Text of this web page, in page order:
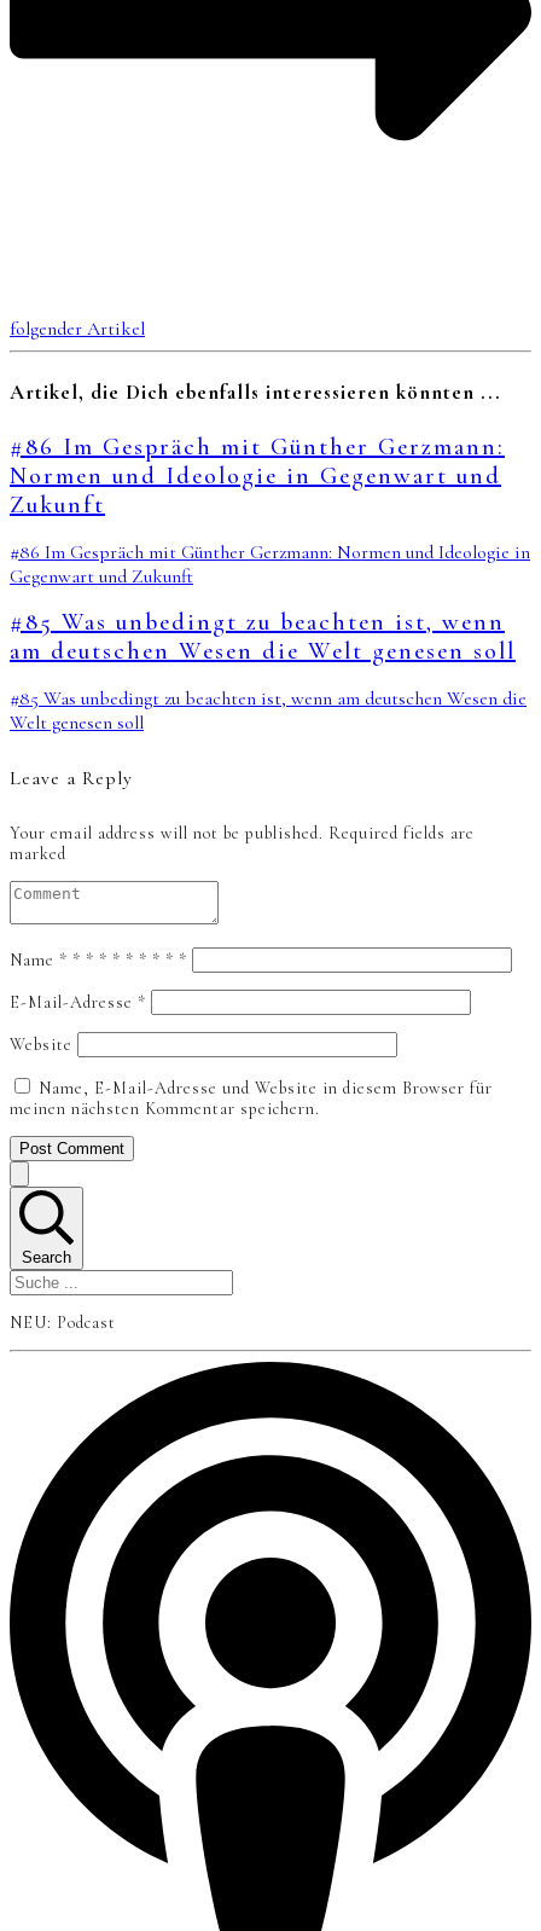
folgender Artikel
Artikel, die Dich ebenfalls interessieren könnten ...
#86 Im Gespräch mit Günther Gerzmann:
Normen und Ideologie in Gegenwart und
Zukunft
#86 Im Gespräch mit Günther Gerzmann: Normen und Ideologie in
Gegenwart und Zukunft
#85 Was unbedingt zu beachten ist, wenn
am deutschen Wesen die Welt genesen soll
#85 Was unbedingt zu beachten ist, wenn am deutschen Wesen die
Welt genesen soll
Leave a Reply
Your email address will not be published. Required fields are
marked
Name * * * * * * * * * *
E-Mail-Adresse *
Website
Name, E-Mail-Adresse und Website in diesem Browser für
meinen nächsten Kommentar speichern.
Post Comment
Search
NEU: Podcast